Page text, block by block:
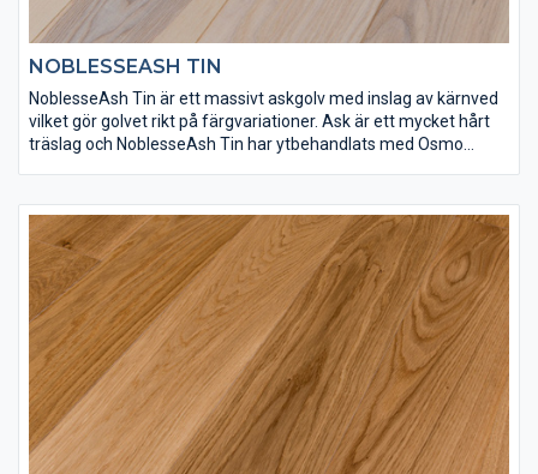
NOBLESSEASH TIN
NoblesseAsh Tin är ett massivt askgolv med inslag av kärnved
vilket gör golvet rikt på färgvariationer. Ask är ett mycket hårt
träslag och NoblesseAsh Tin har ytbehandlats med Osmo